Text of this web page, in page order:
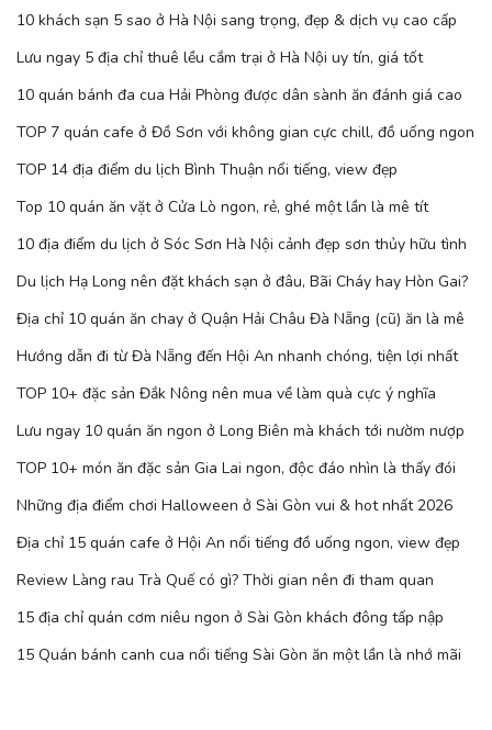
10 khách sạn 5 sao ở Hà Nội sang trọng, đẹp & dịch vụ cao cấp
Lưu ngay 5 địa chỉ thuê lều cắm trại ở Hà Nội uy tín, giá tốt
10 quán bánh đa cua Hải Phòng được dân sành ăn đánh giá cao
TOP 7 quán cafe ở Đồ Sơn với không gian cực chill, đồ uống ngon
TOP 14 địa điểm du lịch Bình Thuận nổi tiếng, view đẹp
Top 10 quán ăn vặt ở Cửa Lò ngon, rẻ, ghé một lần là mê tít
10 địa điểm du lịch ở Sóc Sơn Hà Nội cảnh đẹp sơn thủy hữu tình
Du lịch Hạ Long nên đặt khách sạn ở đâu, Bãi Cháy hay Hòn Gai?
Địa chỉ 10 quán ăn chay ở Quận Hải Châu Đà Nẵng (cũ) ăn là mê
Hướng dẫn đi từ Đà Nẵng đến Hội An nhanh chóng, tiện lợi nhất
TOP 10+ đặc sản Đắk Nông nên mua về làm quà cực ý nghĩa
Lưu ngay 10 quán ăn ngon ở Long Biên mà khách tới nườm nượp
TOP 10+ món ăn đặc sản Gia Lai ngon, độc đáo nhìn là thấy đói
Những địa điểm chơi Halloween ở Sài Gòn vui & hot nhất 2026
Địa chỉ 15 quán cafe ở Hội An nổi tiếng đồ uống ngon, view đẹp
Review Làng rau Trà Quế có gì? Thời gian nên đi tham quan
15 địa chỉ quán cơm niêu ngon ở Sài Gòn khách đông tấp nập
15 Quán bánh canh cua nổi tiếng Sài Gòn ăn một lần là nhớ mãi